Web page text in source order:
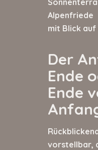
Alpenfriede
mit Blick
Der
Ende
Ende
vorstellbar,